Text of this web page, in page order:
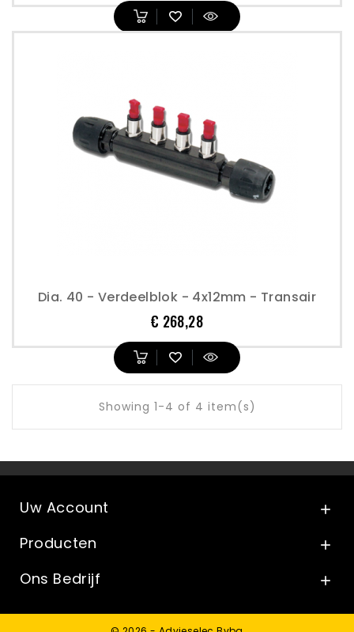
Dia. 40 - Verdeelblok - 4x12mm - Transair
€ 268,28Prijs
Showing 1-4 of 4 item(s)
Uw Account 
Producten 
Ons Bedrijf 